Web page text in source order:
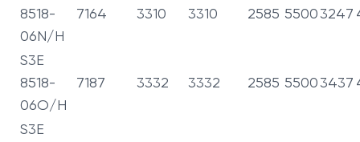
8518-
06N/H
7164 3310 3310 2585 55003247
S3E
8518-
06O/H
7187 3332 3332 2585 55003437
S3E